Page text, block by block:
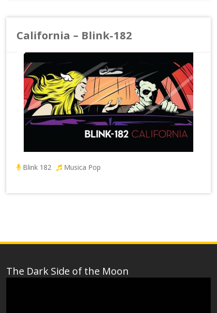
California – Blink-182
Blink 182 Musica Pop
The Dark Side of the Moon